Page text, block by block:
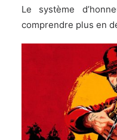
Le système
comprendre plus en